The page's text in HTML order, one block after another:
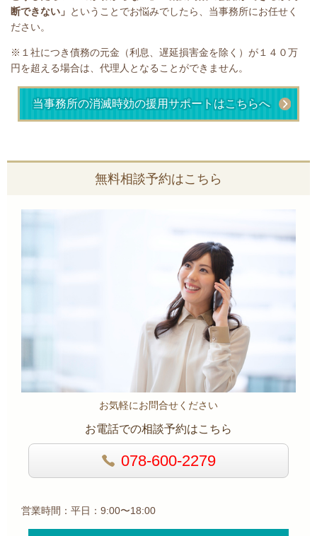
断できない」 ということでお悩みでしたら、当事務所にお任せく
ださい。
※１社につき債務の元金（利息、遅延損害金を除く）が１４０万
円を超える場合は、代理人となることができません。
当事務所の消滅時効の援用サポートはこちらへ
無料相談予約はこちら
お気軽にお問合せください
お電話での相談予約はこちら
078-600-2279
営業時間：平日：9:00〜18:00